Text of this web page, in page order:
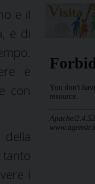
e il
e di
e
con
tanto
i